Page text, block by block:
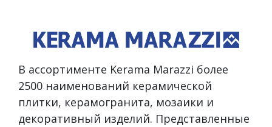
В ассортименте Kerama Marazzi более
2500 наименований керамической
плитки, керамогранита, мозаики и
декоративный изделий. Представленные